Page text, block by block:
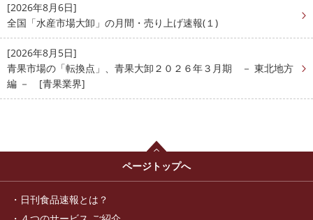
[2026年8月6日]
全国「水産市場大卸」の月間・売り上げ速報(１)
[2026年8月5日]
青果市場の「転換点」、青果大卸２０２６年３月期 － 東北地方
編 － [青果業界]
ページトップへ
日刊食品速報とは？